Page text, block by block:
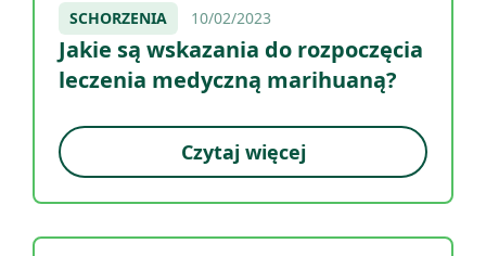
SCHORZENIA 10/02/2023
Jakie są wskazania do rozpoczęcia
leczenia medyczną marihuaną?
Czytaj więcej